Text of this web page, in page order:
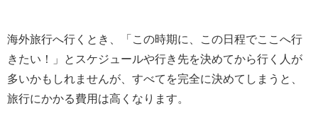
海外旅行へ行くとき、「この時期に、この日程でここへ行
きたい！」とスケジュールや行き先を決めてから行く人が
多いかもしれませんが、すべてを完全に決めてしまうと、
旅行にかかる費用は高くなります。